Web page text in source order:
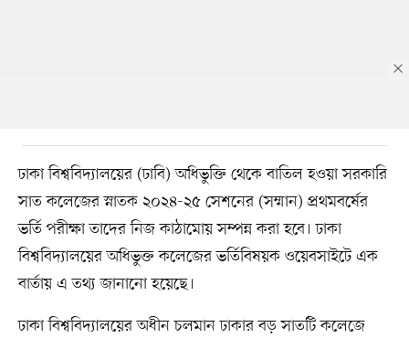
ঢাকা বিশ্ববিদ্যালয়ের (ঢাবি) অধিভুক্তি থেকে বাতিল হওয়া সরকারি
সাত কলেজের স্নাতক ২০২৪-২৫ সেশনের (সম্মান) প্রথমবর্ষের
ভর্তি পরীক্ষা তাদের নিজ কাঠামোয় সম্পন্ন করা হবে। ঢাকা
বিশ্ববিদ্যালয়ের অধিভুক্ত কলেজের ভর্তিবিষয়ক ওয়েবসাইটে এক
বার্তায় এ তথ্য জানানো হয়েছে।
ঢাকা বিশ্ববিদ্যালয়ের অধীন চলমান ঢাকার বড় সাতটি কলেজে